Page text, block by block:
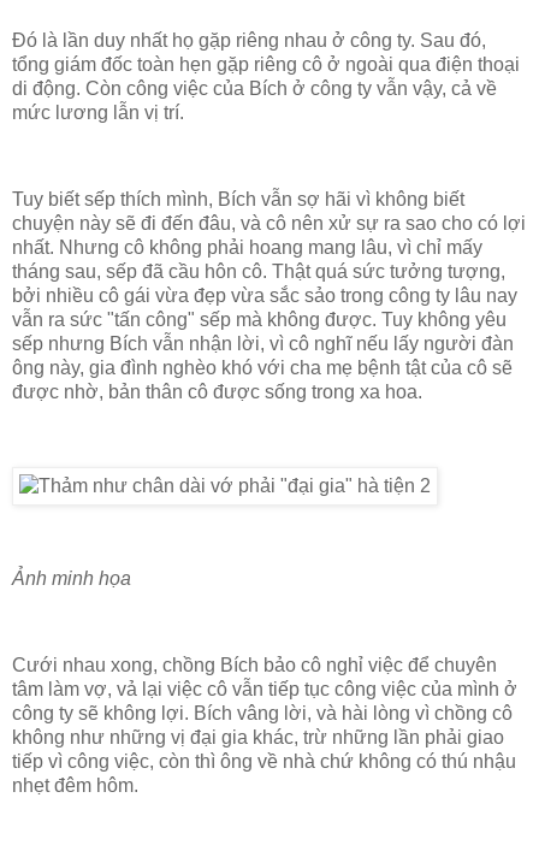
Đó là lần duy nhất họ gặp riêng nhau ở công ty. Sau đó,
tổng giám đốc toàn hẹn gặp riêng cô ở ngoài qua điện thoại
di động. Còn công việc của Bích ở công ty vẫn vậy, cả về
mức lương lẫn vị trí.
Tuy biết sếp thích mình, Bích vẫn sợ hãi vì không biết
chuyện này sẽ đi đến đâu, và cô nên xử sự ra sao cho có lợi
nhất. Nhưng cô không phải hoang mang lâu, vì chỉ mấy
tháng sau, sếp đã cầu hôn cô. Thật quá sức tưởng tượng,
bởi nhiều cô gái vừa đẹp vừa sắc sảo trong công ty lâu nay
vẫn ra sức "tấn công" sếp mà không được. Tuy không yêu
sếp nhưng Bích vẫn nhận lời, vì cô nghĩ nếu lấy người đàn
ông này, gia đình nghèo khó với cha mẹ bệnh tật của cô sẽ
được nhờ, bản thân cô được sống trong xa hoa.
Ảnh minh họa
Cưới nhau xong, chồng Bích bảo cô nghỉ việc để chuyên
tâm làm vợ, vả lại việc cô vẫn tiếp tục công việc của mình ở
công ty sẽ không lợi. Bích vâng lời, và hài lòng vì chồng cô
không như những vị đại gia khác, trừ những lần phải giao
tiếp vì công việc, còn thì ông về nhà chứ không có thú nhậu
nhẹt đêm hôm.